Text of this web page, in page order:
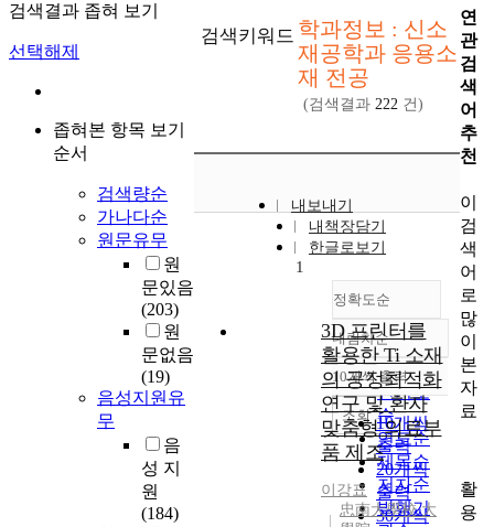
검색결과 좁혀 보기
선택해제
좁혀본 항목 보기
순서
검색량순
가나다순
원문유무
원
문있음
(203)
원
문없음
(19)
음성지원유
무
음
성 지
원
(184)
검색키워드 학과정보 : 신소
재공학과 응용소
재 전공
(검색결과 222 건)
내보내기
내책장담기
한글로보기
정확도순
정확도
순
인기도
순
연도순
제목순
저자순
발행기
내림차순
내림차순
10개씩 출력
10개씩
출력
20개씩
출력
30개씩
조회
1
3D 프린터를
활용한 Ti 소재
의 공정최적화
연구 및 환자
맞춤형 의료부
품 제조
이강표
忠南大學校 大
연
관
검
색
어
추
천
이
검
색
어
로
많
이
본
자
료
활
용